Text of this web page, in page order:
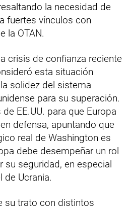
la necesidad de
fuertes vínculos con
la OTAN.
crisis de confianza reciente
esta situación
solidez del sistema
para su superación.
EE.UU. para que Europa
defensa, apuntando que
real de Washington es
debe desempeñar un rol
su seguridad, en especial
Ucrania.
su trato con distintos